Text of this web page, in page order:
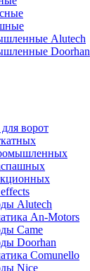
Alutech
Doorhan
ворот
effects
Alutech
An-Motors
Came
Doorhan
Comunello
Nice